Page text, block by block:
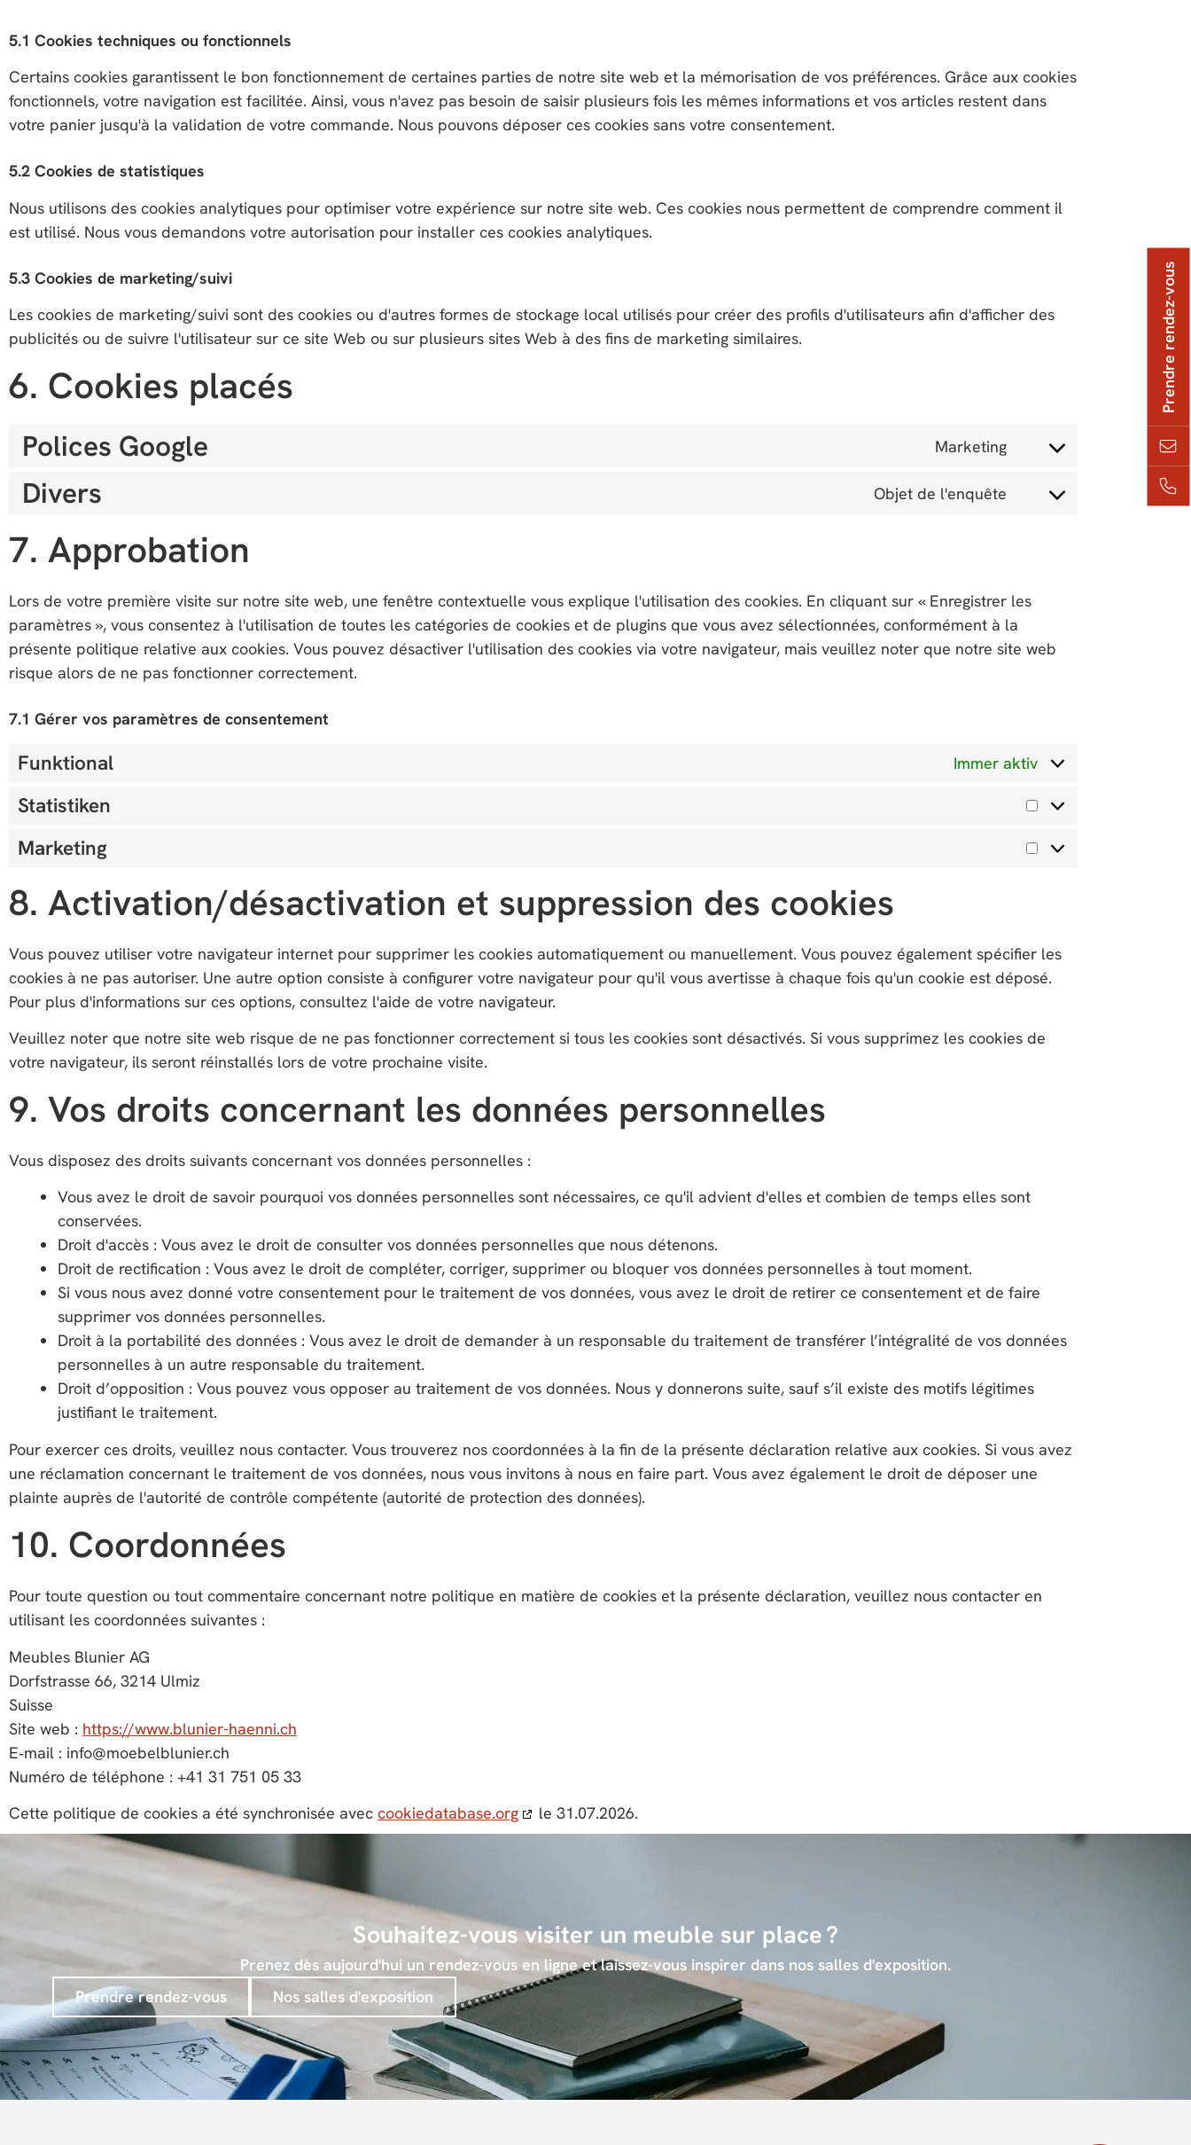
5.1 Cookies techniques ou fonctionnels
Certains cookies garantissent le bon fonctionnement de certaines parties de notre site web et la mémorisation de vos préférences. Grâce aux cookies
fonctionnels, votre navigation est facilitée. Ainsi, vous n'avez pas besoin de saisir plusieurs fois les mêmes informations et vos articles restent dans
votre panier jusqu'à la validation de votre commande. Nous pouvons déposer ces cookies sans votre consentement.
5.2 Cookies de statistiques
Nous utilisons des cookies analytiques pour optimiser votre expérience sur notre site web. Ces cookies nous permettent de comprendre comment il
est utilisé. Nous vous demandons votre autorisation pour installer ces cookies analytiques.
5.3 Cookies de marketing/suivi
Les cookies de marketing/suivi sont des cookies ou d'autres formes de stockage local utilisés pour créer des profils d'utilisateurs afin d'afficher des
publicités ou de suivre l'utilisateur sur ce site Web ou sur plusieurs sites Web à des fins de marketing similaires.
6. Cookies placés
Polices Google Marketing
Divers Objet de l'enquête
7. Approbation
Lors de votre première visite sur notre site web, une fenêtre contextuelle vous explique l'utilisation des cookies. En cliquant sur « Enregistrer les
paramètres », vous consentez à l'utilisation de toutes les catégories de cookies et de plugins que vous avez sélectionnées, conformément à la
présente politique relative aux cookies. Vous pouvez désactiver l'utilisation des cookies via votre navigateur, mais veuillez noter que notre site web
risque alors de ne pas fonctionner correctement.
7.1 Gérer vos paramètres de consentement
Funktional Immer aktiv
Statistiken
Marketing
8. Activation/désactivation et suppression des cookies
Vous pouvez utiliser votre navigateur internet pour supprimer les cookies automatiquement ou manuellement. Vous pouvez également spécifier les
cookies à ne pas autoriser. Une autre option consiste à configurer votre navigateur pour qu'il vous avertisse à chaque fois qu'un cookie est déposé.
Pour plus d'informations sur ces options, consultez l'aide de votre navigateur.
Veuillez noter que notre site web risque de ne pas fonctionner correctement si tous les cookies sont désactivés. Si vous supprimez les cookies de
votre navigateur, ils seront réinstallés lors de votre prochaine visite.
9. Vos droits concernant les données personnelles
Vous disposez des droits suivants concernant vos données personnelles :
Vous avez le droit de savoir pourquoi vos données personnelles sont nécessaires, ce qu'il advient d'elles et combien de temps elles sont
conservées.
Droit d'accès : Vous avez le droit de consulter vos données personnelles que nous détenons.
Droit de rectification : Vous avez le droit de compléter, corriger, supprimer ou bloquer vos données personnelles à tout moment.
Si vous nous avez donné votre consentement pour le traitement de vos données, vous avez le droit de retirer ce consentement et de faire
supprimer vos données personnelles.
Droit à la portabilité des données : Vous avez le droit de demander à un responsable du traitement de transférer l’intégralité de vos données
personnelles à un autre responsable du traitement.
Droit d’opposition : Vous pouvez vous opposer au traitement de vos données. Nous y donnerons suite, sauf s’il existe des motifs légitimes
justifiant le traitement.
Pour exercer ces droits, veuillez nous contacter. Vous trouverez nos coordonnées à la fin de la présente déclaration relative aux cookies. Si vous avez
une réclamation concernant le traitement de vos données, nous vous invitons à nous en faire part. Vous avez également le droit de déposer une
plainte auprès de l'autorité de contrôle compétente (autorité de protection des données).
10. Coordonnées
Pour toute question ou tout commentaire concernant notre politique en matière de cookies et la présente déclaration, veuillez nous contacter en
utilisant les coordonnées suivantes :
Meubles Blunier AG
Dorfstrasse 66, 3214 Ulmiz
Suisse
Site web : https://www.blunier-haenni.ch
E‑mail : info@moebelblunier.ch
Numéro de téléphone : +41 31 751 05 33
Cette politique de cookies a été synchronisée avec cookiedatabase.org le 31.07.2026.
Souhaitez-vous visiter un meuble sur place ?
Prenez dès aujourd'hui un rendez-vous en ligne et laissez-vous inspirer dans nos salles d'exposition.
Prendre rendez-vous
Nos salles d'exposition
Prendre rendez-vous